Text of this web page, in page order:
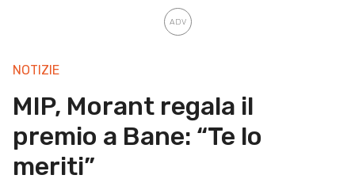
NOTIZIE
MIP, Morant regala il
premio a Bane: “Te lo
meriti”